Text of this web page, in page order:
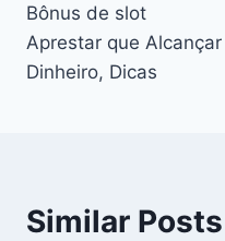
Bônus de slot
Aprestar que Alcançar
Dinheiro, Dicas
Similar Posts